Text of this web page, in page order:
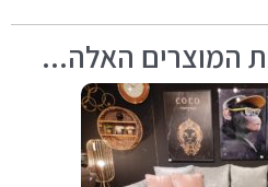
המוצרים האלה...